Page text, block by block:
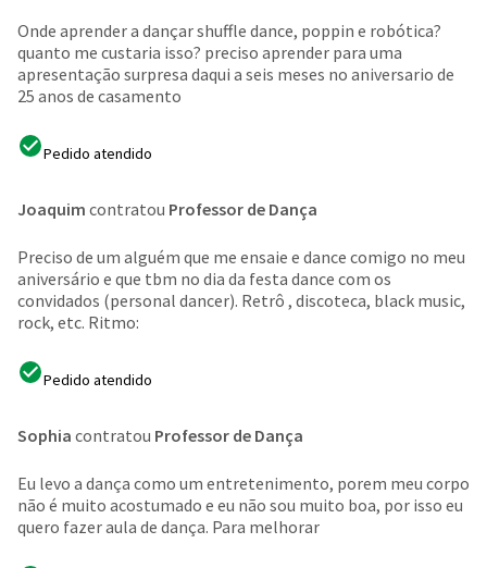
Onde aprender a dançar shuffle dance, poppin e robótica?
quanto me custaria isso? preciso aprender para uma
apresentação surpresa daqui a seis meses no aniversario de
25 anos de casamento
Pedido atendido
Joaquim contratou Professor de Dança
Preciso de um alguém que me ensaie e dance comigo no meu
aniversário e que tbm no dia da festa dance com os
convidados (personal dancer). Retrô , discoteca, black music,
rock, etc. Ritmo:
Pedido atendido
Sophia contratou Professor de Dança
Eu levo a dança como um entretenimento, porem meu corpo
não é muito acostumado e eu não sou muito boa, por isso eu
quero fazer aula de dança. Para melhorar